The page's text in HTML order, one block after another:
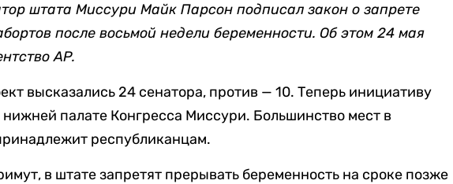
штата Миссури Майк Парсон подписал закон о запрете
после восьмой недели беременности. Об этом 24 мая
AP.
высказались 24 сенатора, против — 10. Теперь инициативу
нижней палате Конгресса Миссури. Большинство мест в
республиканцам.
в штате запретят прерывать беременность на сроке позже